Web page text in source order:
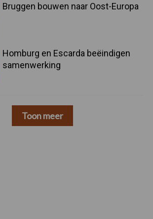
Bruggen bouwen naar Oost-Europa
Homburg en Escarda beëindigen
samenwerking
Toon meer